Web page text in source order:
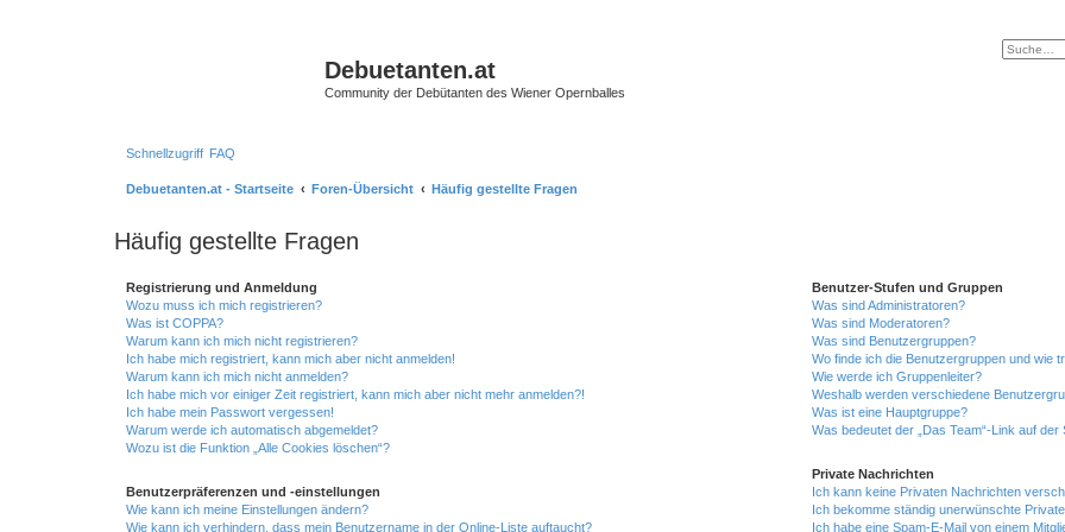
Debuetanten.at
Community der Debütanten des Wiener Opernballes
Schnellzugriff FAQ
Debuetanten.at - Startseite Foren-Übersicht
Häufig gestellte Fragen
Häufig gestellte Fragen
Registrierung und Anmeldung
Wozu muss ich mich registrieren?
Was ist COPPA?
Warum kann ich mich nicht registrieren?
Ich habe mich registriert, kann mich aber nicht anmelden!
Warum kann ich mich nicht anmelden?
Ich habe mich vor einiger Zeit registriert, kann mich aber nicht mehr anmelden?!
Ich habe mein Passwort vergessen!
Warum werde ich automatisch abgemeldet?
Wozu ist die Funktion „Alle Cookies löschen“?
Benutzerpräferenzen und -einstellungen
Wie kann ich meine Einstellungen ändern?
Wie kann ich verhindern, dass mein Benutzername in der Online-Liste auftaucht?
Benutzer-Stufen und Gruppen
Was sind Administratoren?
Was sind Moderatoren?
Was sind Benutzergruppen?
Wo finde ich die Benutzergruppen und wie
Wie werde ich Gruppenleiter?
Weshalb werden verschiedene
Was ist eine Hauptgruppe?
Was bedeutet der „Das Team“-Link auf der
Private Nachrichten
Ich kann keine Privaten Nachrichten
Ich bekomme ständig unerwünschte
Ich habe eine Spam-E-Mail von einem